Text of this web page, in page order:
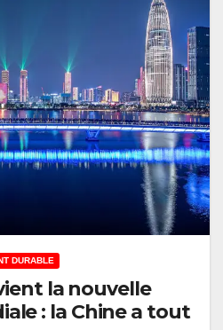
DURABLE
la nouvelle
: la Chine a tout